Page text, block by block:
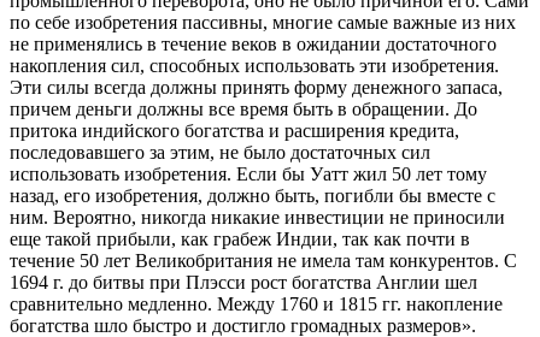
по себе изобретения пассивны, многие самые важные из них
не применялись в течение веков в ожидании достаточного
накопления сил, способных использовать эти изобретения.
Эти силы всегда должны принять форму денежного запаса,
причем деньги должны все время быть в обращении. До
притока индийского богатства и расширения кредита,
последовавшего за этим, не было достаточных сил
использовать изобретения. Если бы Уатт жил 50 лет тому
назад, его изобретения, должно быть, погибли бы вместе с
ним. Вероятно, никогда никакие инвестиции не приносили
еще такой прибыли, как грабеж Индии, так как почти в
течение 50 лет Великобритания не имела там конкурентов. С
1694 г. до битвы при Плэсси рост богатства Англии шел
сравнительно медленно. Между 1760 и 1815 гг. накопление
богатства шло быстро и достигло громадных размеров».